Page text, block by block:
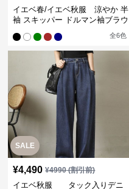
イエベ春/イエベ秋服 涼やか 半
袖 スキッパー ドルマン袖ブラウ
全6色
SALE
¥4,490 ¥4990(割引前)
イエベ秋服 タック入りデニ